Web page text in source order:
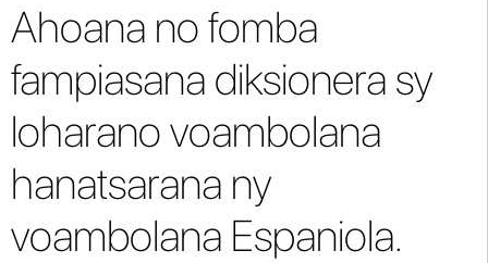
Ahoana no fomba
fampiasana diksionera sy
loharano voambolana
hanatsarana ny
voambolana Espaniola.